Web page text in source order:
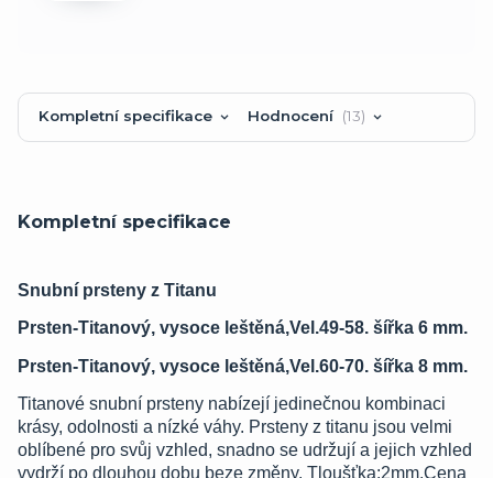
Kompletní specifikace Hodnocení 13
Kompletní specifikace
Snubní prsteny z Titanu
Prsten-Titanový, vysoce leštěná,Vel.49-58. šířka 6 mm.
Prsten-Titanový, vysoce leštěná,Vel.60-70. šířka 8 mm.
Titanové snubní prsteny nabízejí jedinečnou kombinaci
krásy, odolnosti a nízké váhy. Prsteny z titanu jsou velmi
oblíbené pro svůj vzhled, snadno se udržují a jejich vzhled
vydrží po dlouhou dobu beze změny. Tloušťka:2mm.Cena